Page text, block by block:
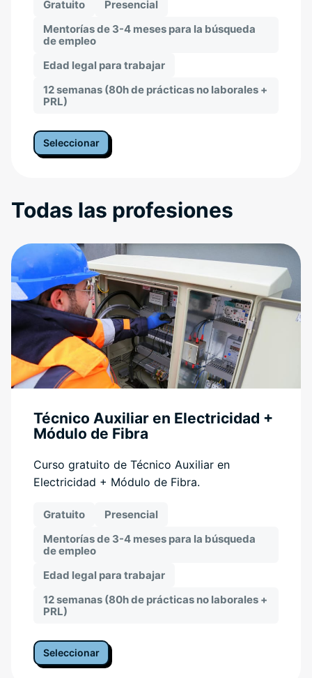
Gratuito
Presencial
Mentorías de 3-4 meses para la búsqueda
de empleo
Edad legal para trabajar
12 semanas (80h de prácticas no laborales +
PRL)
Seleccionar
Todas las profesiones
Técnico Auxiliar en Electricidad +
Módulo de Fibra
Curso gratuito de Técnico Auxiliar en
Electricidad + Módulo de Fibra.
Gratuito
Presencial
Mentorías de 3-4 meses para la búsqueda
de empleo
Edad legal para trabajar
12 semanas (80h de prácticas no laborales +
PRL)
Seleccionar